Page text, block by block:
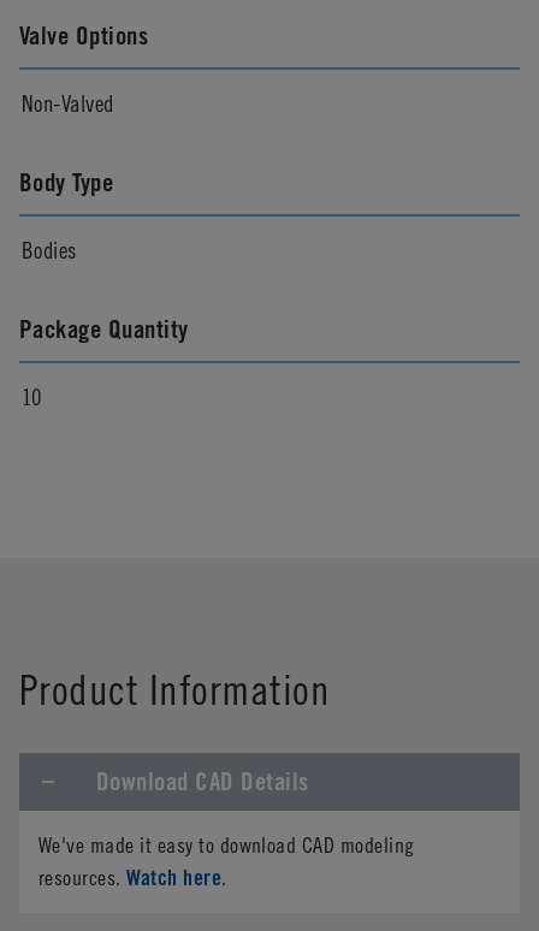
Valve Options
Non-Valved
Body Type
Bodies
Package Quantity
10
Product Information
Download CAD Details
We've made it easy to download CAD modeling
resources.Watch here.